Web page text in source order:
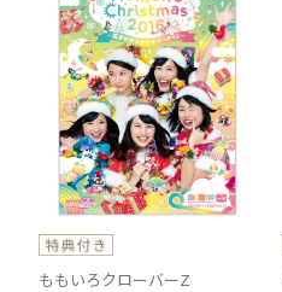
ももいろクローバーZ